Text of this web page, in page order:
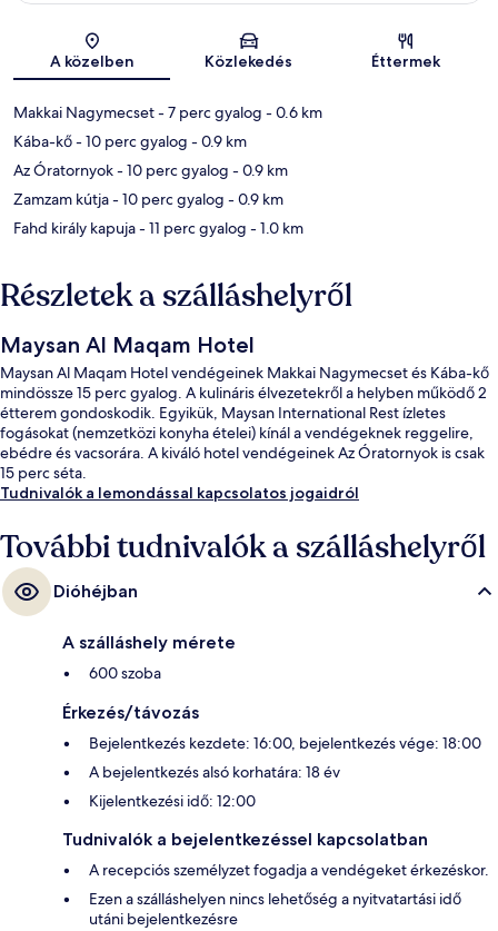
Térkép
A közelben Közlekedés Éttermek
Makkai Nagymecset- 7 perc gyalog - 0.6 km
Kába-kő- 10 perc gyalog - 0.9 km
Az Óratornyok- 10 perc gyalog - 0.9 km
Zamzam kútja- 10 perc gyalog - 0.9 km
Fahd király kapuja- 11 perc gyalog - 1.0 km
Részletek a szálláshelyről
Maysan Al Maqam Hotel
Maysan Al Maqam Hotel vendégeinek Makkai Nagymecset és Kába-kő
mindössze 15 perc gyalog. A kulináris élvezetekről a helyben működő 2
étterem gondoskodik. Egyikük, Maysan International Rest ízletes
fogásokat (nemzetközi konyha ételei) kínál a vendégeknek reggelire,
ebédre és vacsorára. A kiváló hotel vendégeinek Az Óratornyok is csak
15 perc séta.
Tudnivalók a lemondással kapcsolatos jogaidról
További tudnivalók a szálláshelyről
Dióhéjban
A szálláshely mérete
600 szoba
Érkezés/távozás
Bejelentkezés kezdete: 16:00, bejelentkezés vége: 18:00
A bejelentkezés alsó korhatára: 18 év
Kijelentkezési idő: 12:00
Tudnivalók a bejelentkezéssel kapcsolatban
A recepciós személyzet fogadja a vendégeket érkezéskor.
Ezen a szálláshelyen nincs lehetőség a nyitvatartási idő
utáni bejelentkezésre